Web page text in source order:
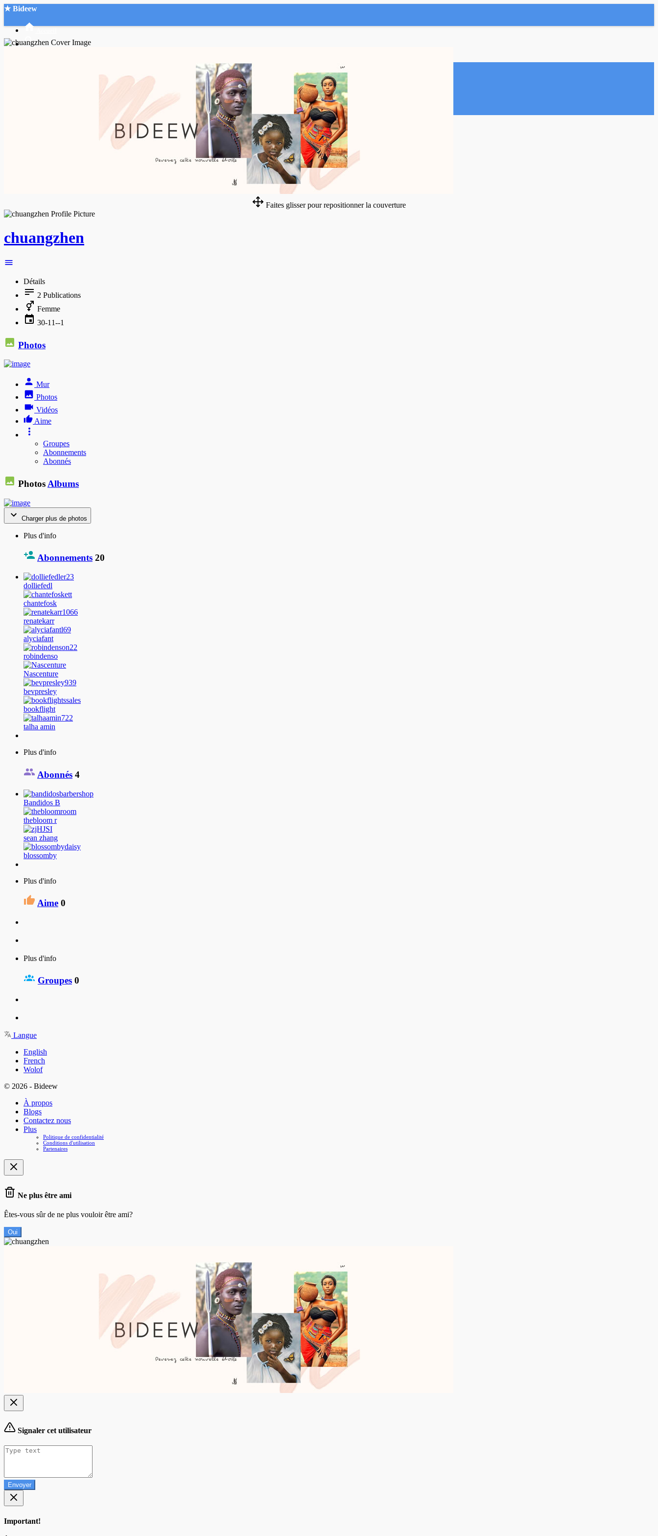
★ Bideew
Faites glisser pour repositionner la couverture
chuangzhen
Détails
2 Publications
Femme
30-11--1
Photos
Mur
Photos
Vidéos
Aime
Groupes
Abonnements
Abonnés
Photos Albums
Charger plus de photos
Plus d'info
Abonnements 20
dolliefedl
chantefosk
renatekarr
alyciafant
robindenso
Nascenture
bevpresley
bookflight
talha amin
Plus d'info
Abonnés 4
Bandidos B
thebloom r
sean zhang
blossomby
Plus d'info
Aime 0
Plus d'info
Groupes 0
Langue
English
French
Wolof
© 2026 - Bideew
À propos
Blogs
Contactez nous
Plus
Politique de confidentialité
Conditions d'utilisation
Partenaires
Ne plus être ami
Êtes-vous sûr de ne plus vouloir être ami?
Oui
Signaler cet utilisateur
Envoyer
Important!